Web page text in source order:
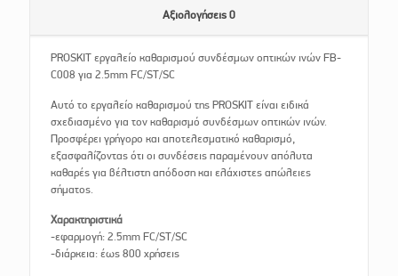
Αξιολογήσεις 0
PROSKIT εργαλείο καθαρισμού συνδέσμων οπτικών ινών FB-
C008 για 2.5mm FC/ST/SC
Αυτό το εργαλείο καθαρισμού της PROSKIT είναι ειδικά
σχεδιασμένο για τον καθαρισμό συνδέσμων οπτικών ινών.
Προσφέρει γρήγορο και αποτελεσματικό καθαρισμό,
εξασφαλίζοντας ότι οι συνδέσεις παραμένουν απόλυτα
καθαρές για βέλτιστη απόδοση και ελάχιστες απώλειες
σήματος.
Χαρακτηριστικά
-εφαρμογή: 2.5mm FC/ST/SC
-διάρκεια: έως 800 χρήσεις